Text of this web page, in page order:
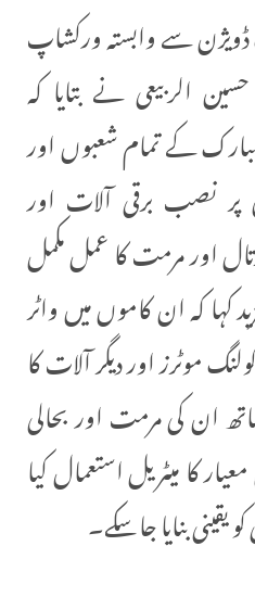
سے وابستہ ورکشاپ
الربیعی نے بتایا کہ
کے تمام شعبوں اور
نصب برقی آلات اور
اور مرمت کا عمل مکمل
کہ ان کاموں میں واٹر
موٹرز اور دیگر آلات کا
ان کی مرمت اور بحالی
کا میٹریل استعمال کیا
یقینی بنایا جا سکے۔